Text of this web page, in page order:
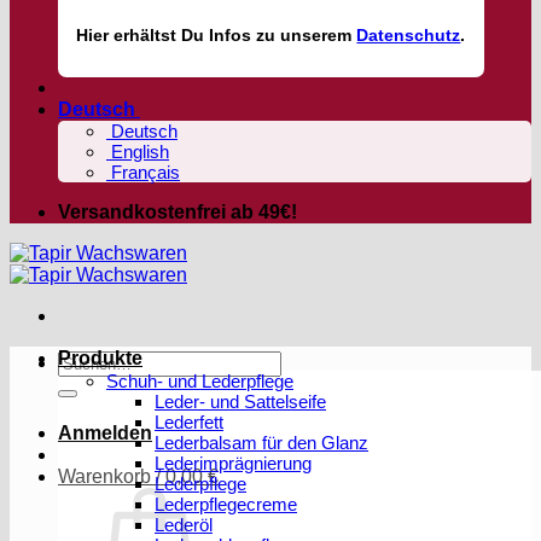
Hiererhältst Du Infos zu unserem Datenschutz.
Deutsch
Deutsch
English
Français
Versandkostenfrei ab 49€!
Suchen
nach:
Anmelden
Warenkorb /0,00€
Produkte
Schuh- und Lederpflege
Leder- und Sattelseife
Lederfett
Lederbalsam für den Glanz
Lederimprägnierung
Lederpflege
Lederpflegecreme
Lederöl